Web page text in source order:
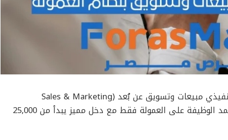
ُعلن شركة Shift By Joe عن توفر وظيفة تنفيذي مبيعات وتسويق عن بُعد (Sales & Marketing
Executive) بنظام الدوام الجزئي، حيث تعتمد الوظيفة على العمولة فقط مع دخل مميز يبدأ من 25,000